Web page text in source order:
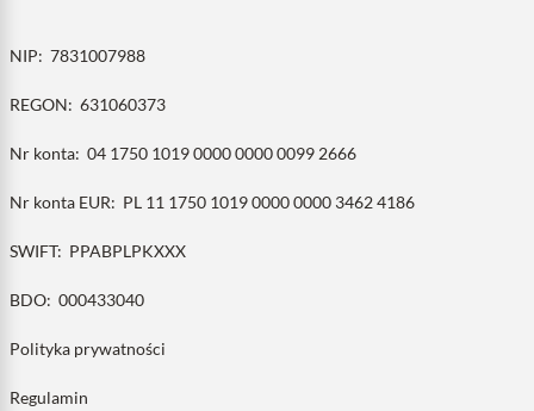
NIP: 7831007988
REGON: 631060373
Nr konta: 04 1750 1019 0000 0000 0099 2666
Nr konta EUR: PL 11 1750 1019 0000 0000 3462 4186
SWIFT: PPABPLPKXXX
BDO: 000433040
Polityka prywatności
Regulamin